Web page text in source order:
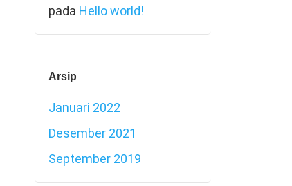
pada Hello world!
Arsip
Januari 2022
Desember 2021
September 2019